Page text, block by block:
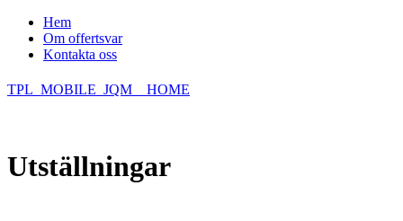
Hem
Om offertsvar
Kontakta oss
TPL_MOBILE_JQM__HOME
Utställningar